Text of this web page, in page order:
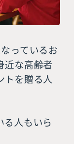
っているお
近な高齢者
トを贈る人
る人もいら